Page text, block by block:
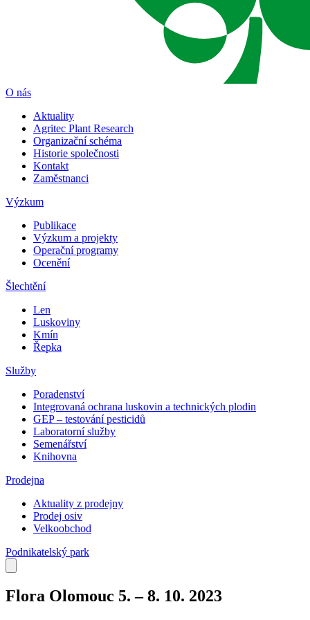
O nás
Aktuality
Agritec Plant Research
Organizační schéma
Historie společnosti
Kontakt
Zaměstnanci
Výzkum
Publikace
Výzkum a projekty
Operační programy
Ocenění
Šlechtění
Len
Luskoviny
Kmín
Řepka
Služby
Poradenství
Integrovaná ochrana luskovin a technických plodin
GEP – testování pesticidů
Laboratorní služby
Semenářství
Knihovna
Prodejna
Aktuality z prodejny
Prodej osiv
Velkoobchod
Podnikatelský park
Flora Olomouc 5. – 8. 10. 2023